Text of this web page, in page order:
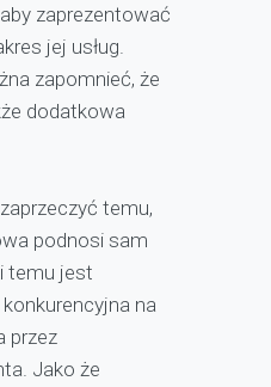
zaprezentować
jej usług.
zapomnieć, że
dodatkowa
temu,
podnosi sam
temu jest
na
przez
Jako że